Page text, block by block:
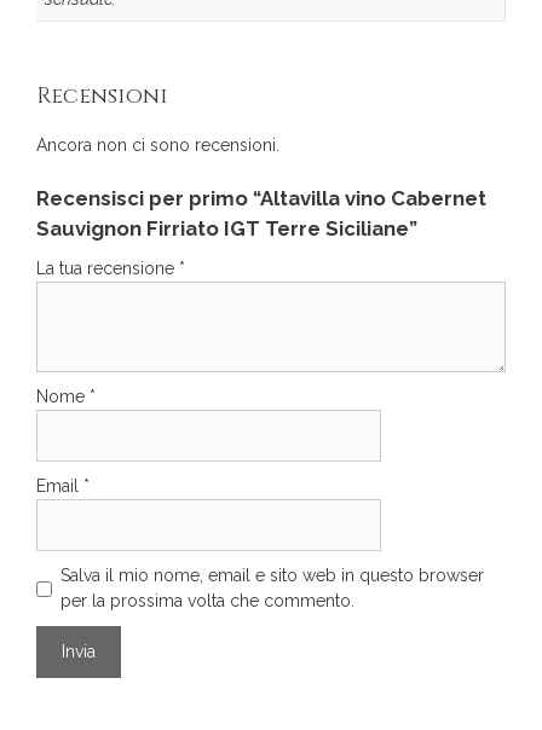
Recensioni
Ancora non ci sono recensioni.
Recensisci per primo “Altavilla vino Cabernet
Sauvignon Firriato IGT Terre Siciliane”
La tua recensione *
Nome *
Email *
Salva il mio nome, email e sito web in questo browser
per la prossima volta che commento.